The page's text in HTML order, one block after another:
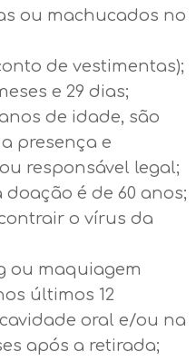
ou machucados no
de vestimentas);
e 29 dias;
de idade, são
presença e
responsável legal;
é de 60 anos;
o vírus da
ou maquiagem
últimos 12
oral e/ou na
após a retirada;